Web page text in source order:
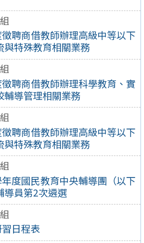
聘商借教師辦理高級中等以下
與特殊教育相關業務
聘商借教師辦理科學教育、實
輔導管理相關業務
聘商借教師辦理高級中等以下
與特殊教育相關業務
度國民教育中央輔導團（以下
導員第2次遴選
日程表